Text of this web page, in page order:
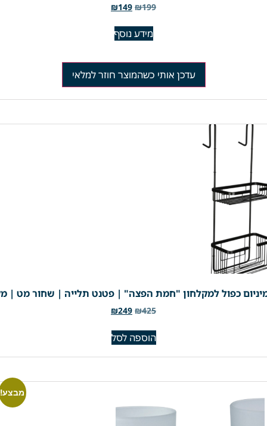
₪199
₪149
מידע נוסף
עדכן אותי כשהמוצר חוזר למלאי
כפול למקלחון "חמת הפצה" | פטנט תלייה | שחור מט | מק"ט
₪425
₪249
הוספה לסל
מבצע!